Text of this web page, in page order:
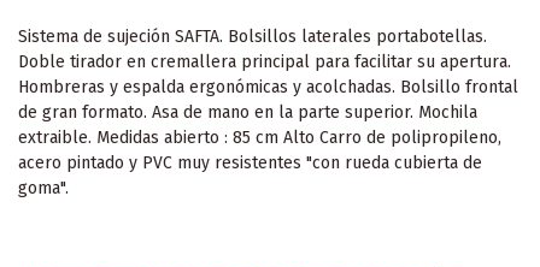
Sistema de sujeción SAFTA. Bolsillos laterales portabotellas.
Doble tirador en cremallera principal para facilitar su apertura.
Hombreras y espalda ergonómicas y acolchadas. Bolsillo frontal
de gran formato. Asa de mano en la parte superior. Mochila
extraible. Medidas abierto : 85 cm Alto Carro de polipropileno,
acero pintado y PVC muy resistentes "con rueda cubierta de
goma".